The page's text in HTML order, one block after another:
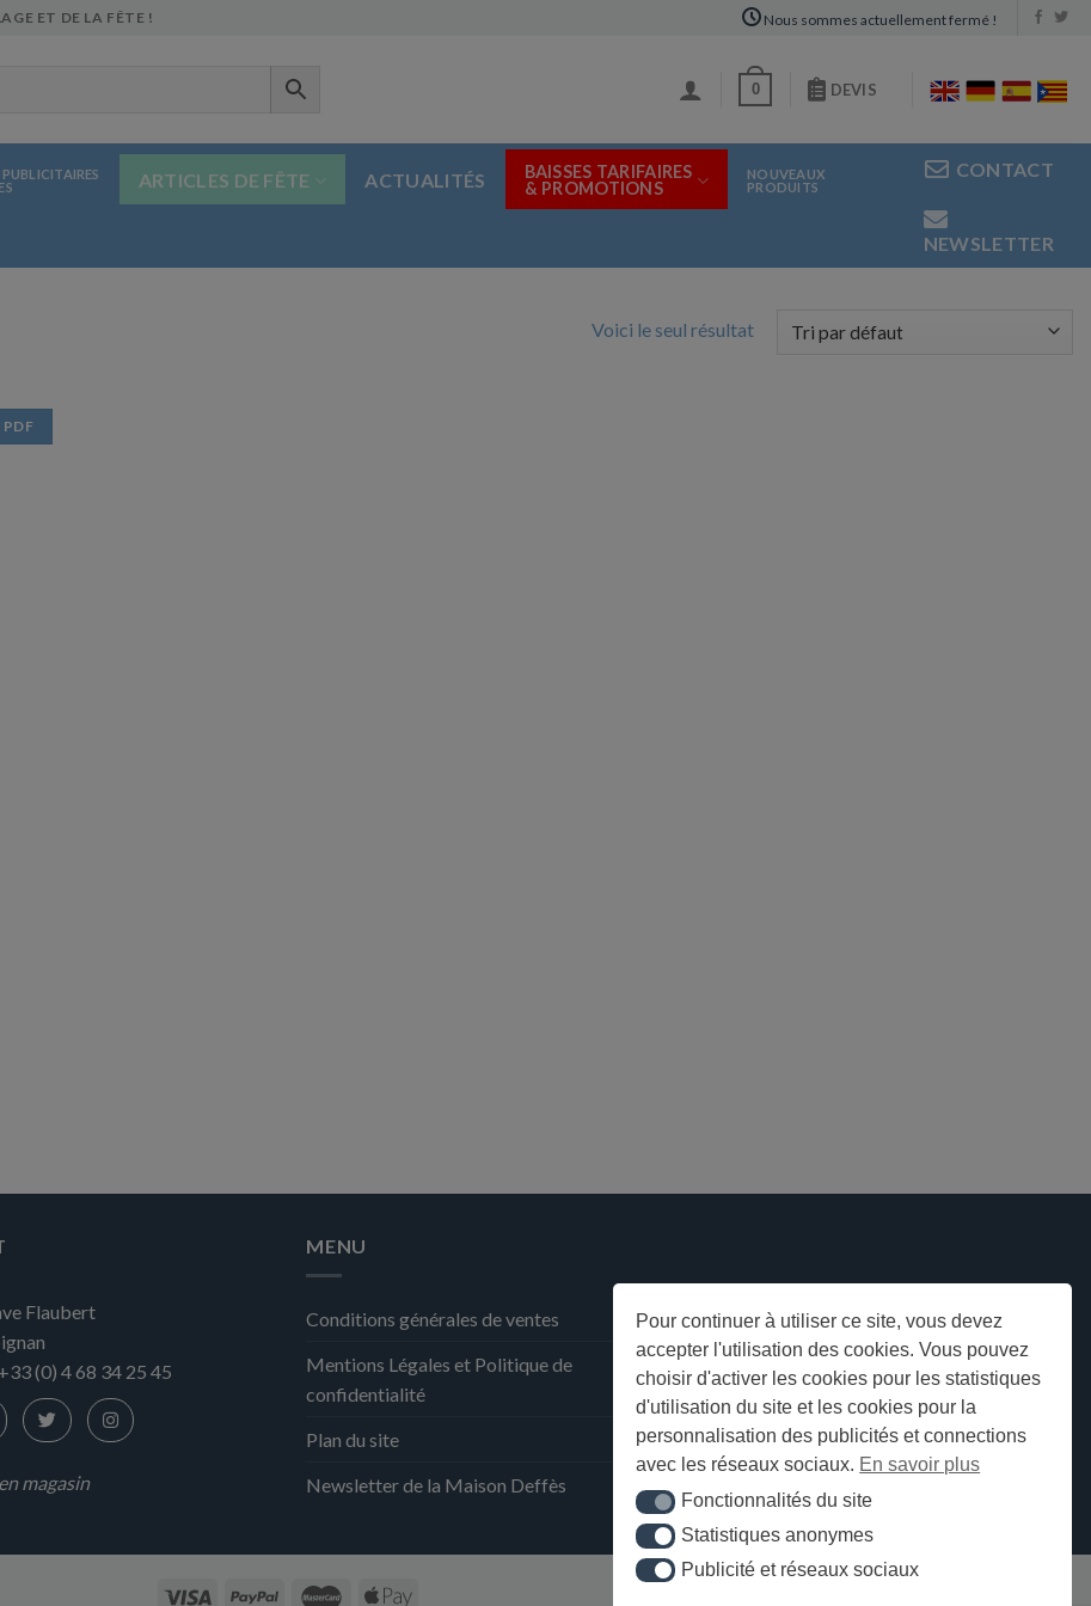
Pour continuer à utiliser ce site, vous devez
accepter l'utilisation des cookies. Vous pouvez
choisir d'activer les cookies pour les statistiques
d'utilisation du site et les cookies pour la
personnalisation des publicités et connections
avec les réseaux sociaux. En savoir plus
Fonctionnalités du site
Fonctionnalités du site
Statistiques anonymes
Statistiques anonymes
Publicité et réseaux sociaux
Publicité et réseaux sociaux
ET DE LA FÊTE ! Nous sommes actuellement fermé !
0 DEVIS
ARTICLES DE FÊTE ACTUALITÉS
BAISSES TARIFAIRES
& PROMOTIONS
NOUVEAUX
PRODUITS
CONTACT
NEWSLETTER
Voici le seul résultat
PDF
Flaubert
+33 (0) 4 68 34 25 45
magasin
MENU
Conditions générales de ventes
Mentions Légales et Politique de
confidentialité
Plan du site
Newsletter de la Maison Deffès